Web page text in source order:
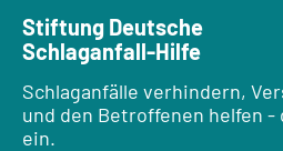
Stiftung Deutsche
Schlaganfall-Hilfe
Schlaganfälle verhindern,
und den Betroffenen helfen
ein.